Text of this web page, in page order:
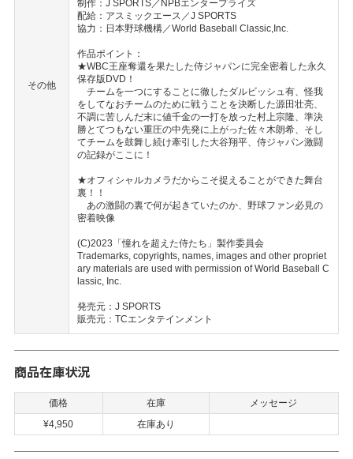
その他
制作：J SPORTS／NPBエンタープライズ
配給：アスミックエース／J SPORTS
協力：日本野球機構／World Baseball Classic,Inc.
作品ポイント：
★WBC王座奪還を果たした侍ジャパンに完全密着した永久
保存版DVD！
チームを一つにすることに徹したダルビッシュ有、怪我
をしてなおチームのために戦うことを決断した源田壮亮、
不調に苦しんだ末に値千金の一打を放った村上宗隆、準決
勝とてつもない重圧の中先発に上がった佐々木朗希、そし
てチームを鼓舞し続け牽引した大谷翔平、侍ジャパン激闘
の記録がここに！
★オフィシャルカメラだからこそ捉えることができた舞台
裏！！
あの激闘の裏で何が起きていたのか、野球ファン必見の
密着映像
(C)2023「憧れを超えた侍たち」製作委員会
Trademarks, copyrights, names, images and other propriet
ary materials are used with permission of World Baseball C
lassic, Inc.
発売元：J SPORTS
販売元：TCエンタテインメント
商品在庫状況
価格 在庫
メッセージ
¥4,950
在庫あり